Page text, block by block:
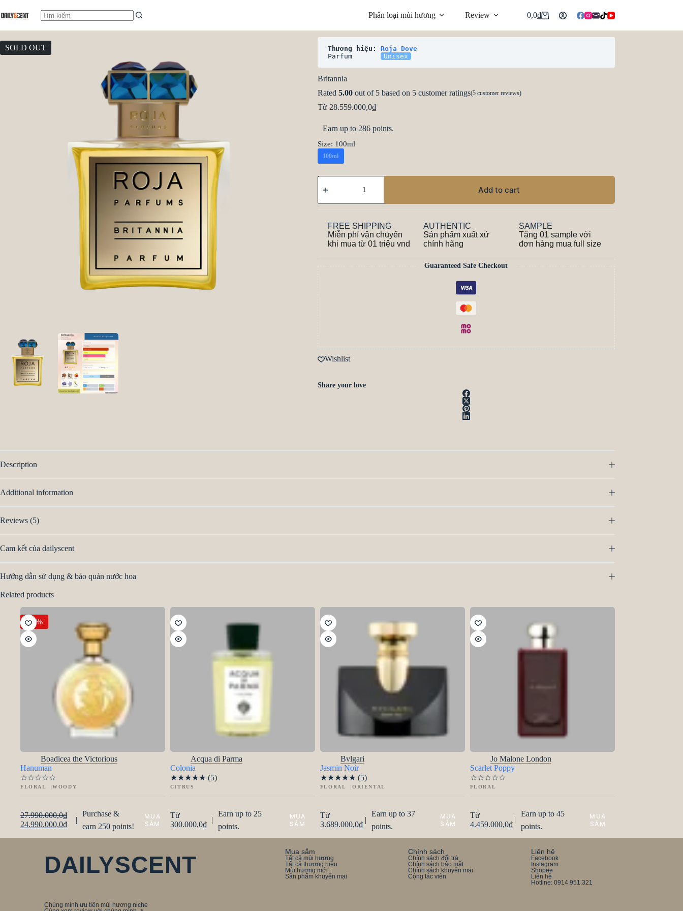
Phân loại mùi hương Review 0,0₫
SOLD OUT Thương hiệu: Roja Dove
Parfum
Unisex
Britannia
Rated 5.00out of 5 based on 5customer ratings(5customer reviews)
Từ 28.559.000,0₫
Earn up to 286 points.
Size: 100ml
100ml
Add to cart
FREE SHIPPING
Miễn phí vận chuyển
khi mua từ 01 triệu vnd
AUTHENTIC
Sản phẩm xuất xứ
chính hãng
SAMPLE
Tặng 01 sample với
đơn hàng mua full size
Guaranteed Safe Checkout
Wishlist
Share your love
Description
Additional information
Reviews (5)
Cam kết của dailyscent
Hướng dẫn sử dụng & bảo quản nước hoa
Related products
-11%
Boadicea the Victorious
Hanuman
☆☆☆☆☆
FLORAL WOODY
27.990.000,0₫
24.990.000,0₫
|
Purchase &
earn 250 points!
Acqua di Parma
Colonia
★★★★★ (5)
CITRUS
Từ
300.000,0₫
|
Earn up to 25
points.
Bvlgari
Jasmin Noir
★★★★★ (5)
FLORAL ORIENTAL
Từ
3.689.000,0₫
|
Earn up to 37
points.
Jo Malone London
Scarlet Poppy
☆☆☆☆☆
FLORAL
Từ
4.459.000,0₫
|
Earn up to 45
points.
DAILYSCENT
Chúng mình ưu tiên mùi hương niche
Mua sắm
Tất cả mùi hương
Tất cả thương hiệu
Mùi hương mới
Sản phẩm khuyến mại
Chính sách
Chính sách đổi trà
Chính sách bảo mật
Chính sách khuyến mại
Cộng tác viên
Liên hệ
Facebook
Instagram
Shopee
Liên hệ
Hotline: 0914.951.321